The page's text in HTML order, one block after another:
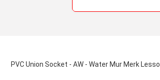
PVC Union Socket - AW - Water Mur Merk Lesso